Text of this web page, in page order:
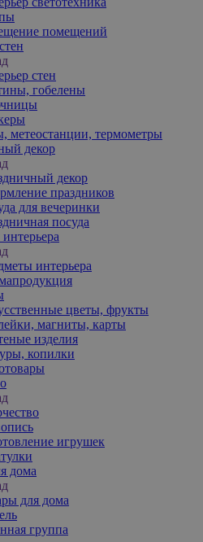
помещений
стен
гобелены
метеостанции, термометры
декор
декор
праздников
для вечеринки
посуда
интерьера
цветы, фрукты
магниты, карты
изделия
копилки
игрушек
дома
для дома
группа